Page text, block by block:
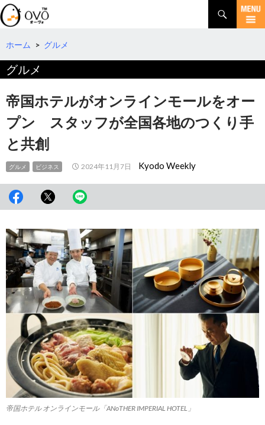
検
索
コ
テ
ツ
へ
移
ホーム > グルメ
グルメ
帝国ホテルがオンラインモールをオー
プン スタッフが全国各地のつくり手
と共創
グルメ ビジネス 2024年11月7日 Kyodo Weekly
帝国ホテル オンラインモール「ANoTHER IMPERIAL HOTEL」